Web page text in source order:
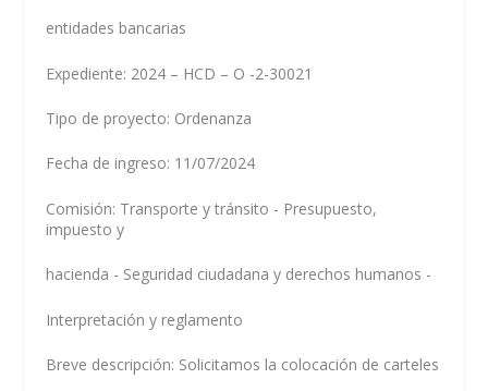
entidades bancarias
Expediente: 2024 – HCD – O -2-30021
Tipo de proyecto: Ordenanza
Fecha de ingreso: 11/07/2024
Comisión: Transporte y tránsito - Presupuesto,
impuesto y
hacienda - Seguridad ciudadana y derechos humanos -
Interpretación y reglamento
Breve descripción: Solicitamos la colocación de carteles